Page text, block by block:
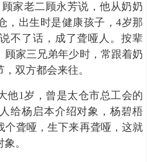
家老二顾永芳说，他从奶奶
，出生时是健康孩子，4岁那
不了话，成了聋哑人。按辈
顾家三兄弟年少时，常跟着奶
双方都会来往。
他1岁，曾是太仓市总工会的
给杨启本介绍对象，杨碧梧
个聋哑，生下来再聋哑，这就
。